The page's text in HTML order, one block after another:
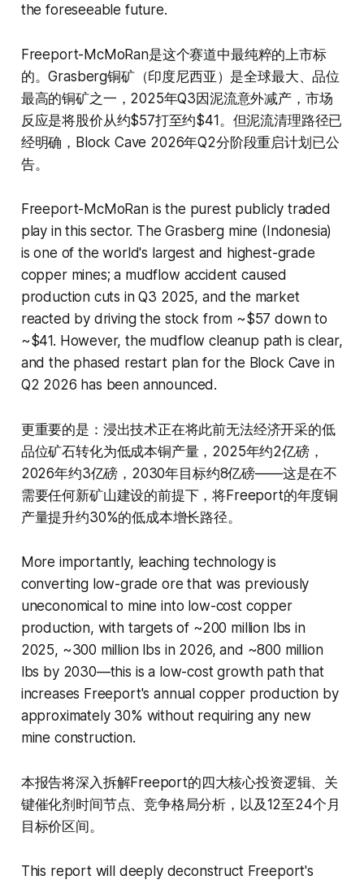
the foreseeable future.
Freeport-McMoRan是这个赛道中最纯粹的上市标
的。Grasberg铜矿（印度尼西亚）是全球最大、品位
最高的铜矿之一，2025年Q3因泥流意外减产，市场
反应是将股价从约$57打至约$41。但泥流清理路径已
经明确，Block Cave 2026年Q2分阶段重启计划已公
告。
Freeport-McMoRan is the purest publicly traded
play in this sector. The Grasberg mine (Indonesia)
is one of the world's largest and highest-grade
copper mines; a mudflow accident caused
production cuts in Q3 2025, and the market
reacted by driving the stock from ~$57 down to
~$41. However, the mudflow cleanup path is clear,
and the phased restart plan for the Block Cave in
Q2 2026 has been announced.
更重要的是：浸出技术正在将此前无法经济开采的低
品位矿石转化为低成本铜产量，2025年约2亿磅，
2026年约3亿磅，2030年目标约8亿磅——这是在不
需要任何新矿山建设的前提下，将Freeport的年度铜
产量提升约30%的低成本增长路径。
More importantly, leaching technology is
converting low-grade ore that was previously
uneconomical to mine into low-cost copper
production, with targets of ~200 million lbs in
2025, ~300 million lbs in 2026, and ~800 million
lbs by 2030—this is a low-cost growth path that
increases Freeport's annual copper production by
approximately 30% without requiring any new
mine construction.
本报告将深入拆解Freeport的四大核心投资逻辑、关
键催化剂时间节点、竞争格局分析，以及12至24个月
目标价区间。
This report will deeply deconstruct Freeport's